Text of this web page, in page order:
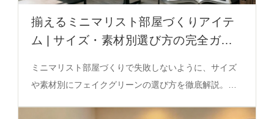
揃えるミニマリスト部屋づくりアイテ
ム | サイズ・素材別選び方の完全ガイ
ミニマリスト部屋づくりで失敗しないように、サイズ
や素材別にフェイクグリーンの選び方を徹底解説。わ